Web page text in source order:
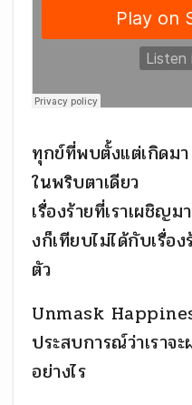
ทุกข์ที่พบตั้งแต่เกิดม
ในพริบตาเดียว
เรื่องร้ายที่เราเผชิญ
งก็เทียบไม่ได้กับเรื่อ
ตัว
Unmask
ประสบการณ์ว่าเราจ
อย่างไร